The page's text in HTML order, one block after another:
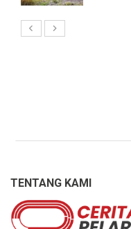
TENTANG KAMI